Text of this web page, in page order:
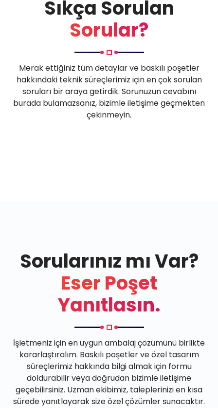
Sıkça Sorulan
Sorular?
Merak ettiğiniz tüm detaylar ve baskılı poşetler
hakkındaki teknik süreçlerimiz için en çok sorulan
soruları bir araya getirdik. Sorunuzun cevabını
burada bulamazsanız, bizimle iletişime geçmekten
çekinmeyin.
Sorularınız mı Var?
Eser Poşet
Yanıtlasın.
İşletmeniz için en uygun ambalaj çözümünü birlikte
kararlaştıralım. Baskılı poşetler ve özel tasarım
süreçlerimiz hakkında bilgi almak için formu
doldurabilir veya doğrudan bizimle iletişime
geçebilirsiniz. Uzman ekibimiz, taleplerinizi en kısa
sürede yanıtlayarak size özel çözümler sunacaktır.